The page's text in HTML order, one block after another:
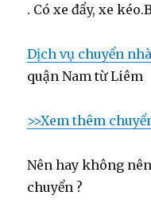
. Có xe đẩy, xe
Dịch vụ chuyển nhà
quận Nam từ Liêm
>>Xem thêm
Nên hay không
chuyển ?